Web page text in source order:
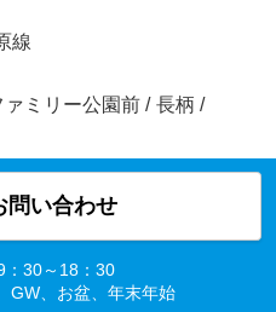
線
ァミリー公園前 / 長柄 /
問い合わせ
：30～18：30
GW、お盆、年末年始